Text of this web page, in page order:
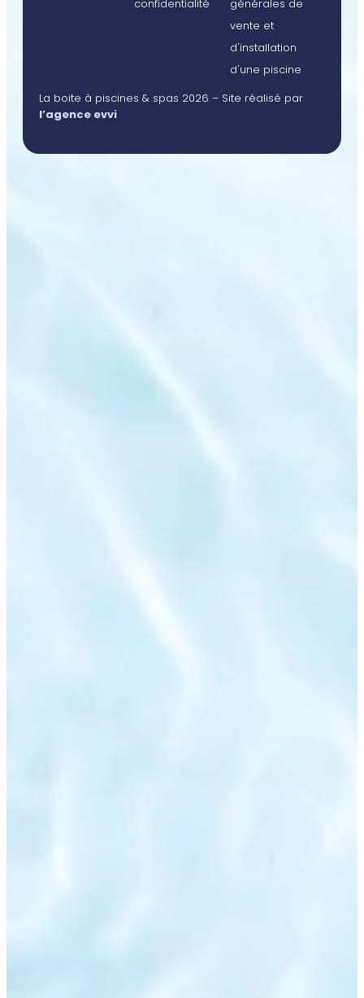
confidentialité
générales de
vente et
d'installation
d'une piscine
La boite à piscines & spas 2026 – Site réalisé par
l’agence evvi